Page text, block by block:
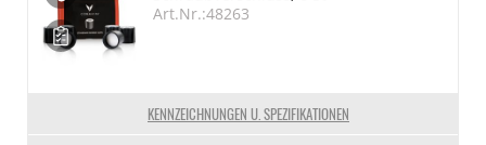
KENNZEICHNUNGEN U. SPEZIFIKATIONEN
Art.Nr.:48263